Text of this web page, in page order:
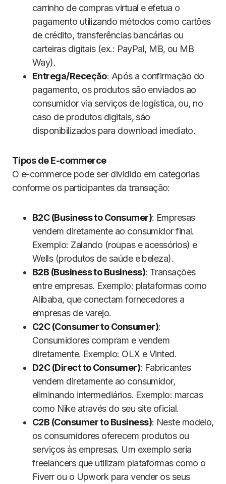
carrinho de compras virtual e efetua o
pagamento utilizando métodos como cartões
de crédito, transferências bancárias ou
carteiras digitais (ex.: PayPal, MB, ou MB
Way).
Entrega/Receção: Após a confirmação do
pagamento, os produtos são enviados ao
consumidor via serviços de logística, ou, no
caso de produtos digitais, são
disponibilizados para download imediato.
Tipos de E-commerce
O e-commerce pode ser dividido em categorias
conforme os participantes da transação:
B2C (Business to Consumer): Empresas
vendem diretamente ao consumidor final.
Exemplo: Zalando (roupas e acessórios) e
Wells (produtos de saúde e beleza).
B2B (Business to Business): Transações
entre empresas. Exemplo: plataformas como
Alibaba, que conectam fornecedores a
empresas de varejo.
C2C (Consumer to Consumer):
Consumidores compram e vendem
diretamente. Exemplo: OLX e Vinted.
D2C (Direct to Consumer): Fabricantes
vendem diretamente ao consumidor,
eliminando intermediários. Exemplo: marcas
como Nike através do seu site oficial.
C2B (Consumer to Business): Neste modelo,
os consumidores oferecem produtos ou
serviços às empresas. Um exemplo seria
freelancers que utilizam plataformas como o
Fiverr ou o Upwork para vender os seus